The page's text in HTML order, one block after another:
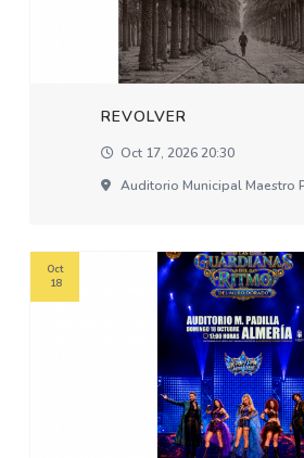
REVOLVER
Oct 17, 2026 20:30
Auditorio Municipal Maestro
Oct
18